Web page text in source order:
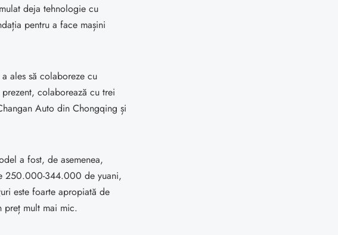
deja tehnologie cu
pentru a face mașini
ales să colaboreze cu
colaborează cu trei
Auto din Chongqing și
a fost, de asemenea,
250.000-344.000 de yuani,
este foarte apropiată de
preț mult mai mic.